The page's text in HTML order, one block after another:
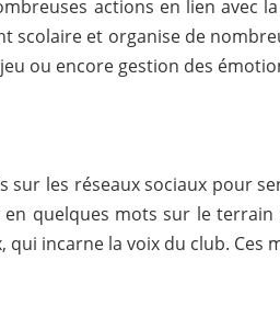
actions en lien
scolaire et organise de
ou encore gestion des
les réseaux sociaux pour
quelques mots sur le terrain
incarne la voix du club. Ces